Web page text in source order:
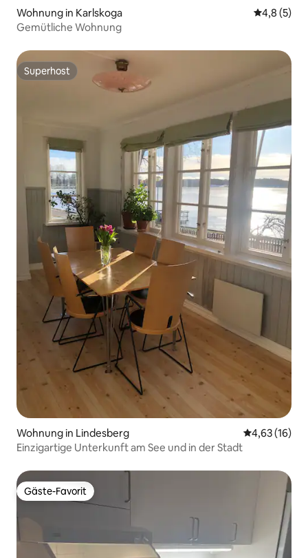
Wohnung in Karlskoga
4,8 (5)
Gemütliche Wohnung
Superhost
Superhost
Wohnung in Lindesberg
4,63 (16)
Einzigartige Unterkunft am See und in der Stadt
Gäste-Favorit
Gäste-Favorit